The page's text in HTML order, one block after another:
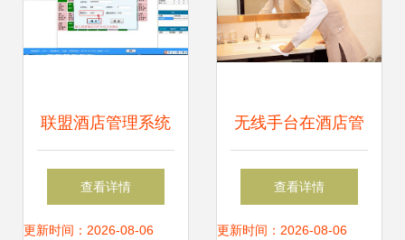
联盟酒店管理系统
2.0 赋能酒店运营
的高效一体化解方
查看详情
更新时间：2026-08-06
无线手台在酒店管
理中的应用 提升效
率与服务质量的关
查看详情
更新时间：2026-08-06